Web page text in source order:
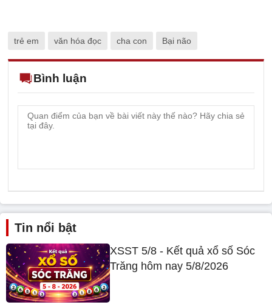
trẻ em văn hóa đọc cha con Bại não
Bình luận
Tin nổi bật
XSST 5/8 - Kết quả xổ số Sóc
Trăng hôm nay 5/8/2026